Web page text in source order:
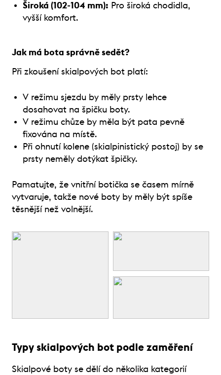
Široká (102-104 mm): Pro široká chodidla,
vyšší komfort.
Jak má bota správně sedět?
Při zkoušení skialpových bot platí:
V režimu sjezdu by měly prsty lehce
dosahovat na špičku boty.
V režimu chůze by měla být pata pevně
fixována na místě.
Při ohnutí kolene (skialpinistický postoj) by se
prsty neměly dotýkat špičky.
Pamatujte, že vnitřní botička se časem mírně
vytvaruje, takže nové boty by měly být spíše
těsnější než volnější.
Typy skialpových bot podle zaměření
Skialpové boty se dělí do několika kategorií